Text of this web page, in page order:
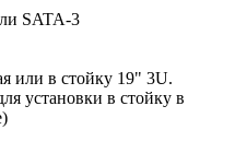
SATA-3
или в стойку 19" 3U.
установки в стойку в